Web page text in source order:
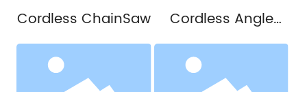
Cordless ChainSaw
Cordless Angle
Grinder